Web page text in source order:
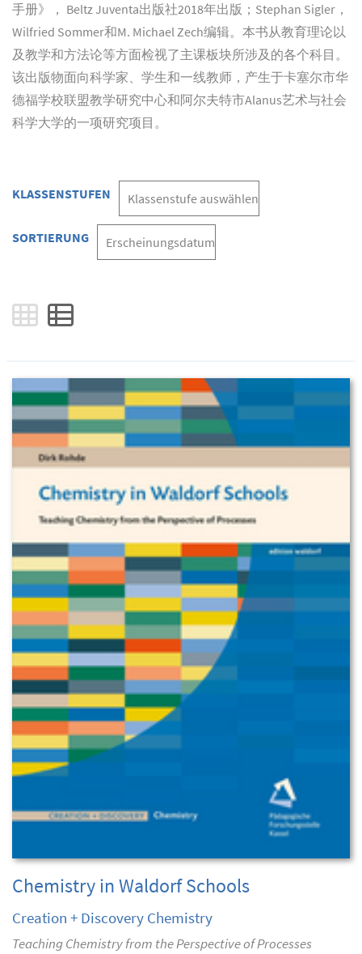
手册》， Beltz Juventa出版社2018年出版；Stephan Sigler，
Wilfried Sommer和M. Michael Zech编辑。本书从教育理论以
及教学和方法论等方面检视了主课板块所涉及的各个科目。
该出版物面向科学家、学生和一线教师，产生于卡塞尔市华
德福学校联盟教学研究中心和阿尔夫特市Alanus艺术与社会
科学大学的一项研究项目。
KLASSENSTUFEN
SORTIERUNG
Chemistry in Waldorf Schools
Creation + Discovery Chemistry
Teaching Chemistry from the Perspective of Processes